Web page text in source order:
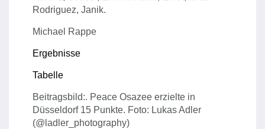
Rodriguez, Janik.
Michael Rappe
Ergebnisse
Tabelle
Beitragsbild:. Peace Osazee erzielte in
Düsseldorf 15 Punkte. Foto: Lukas Adler
(@ladler_photography)